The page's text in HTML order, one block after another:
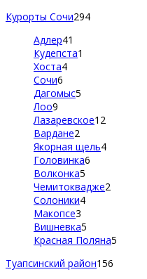
Курорты Сочи294
Адлер41
Кудепста1
Хоста4
Сочи6
Дагомыс5
Лоо9
Лазаревское12
Вардане2
Якорная щель4
Головинка6
Волконка5
Чемитоквадже2
Солоники4
Макопсе3
Вишневка5
Красная Поляна5
Туапсинский район156